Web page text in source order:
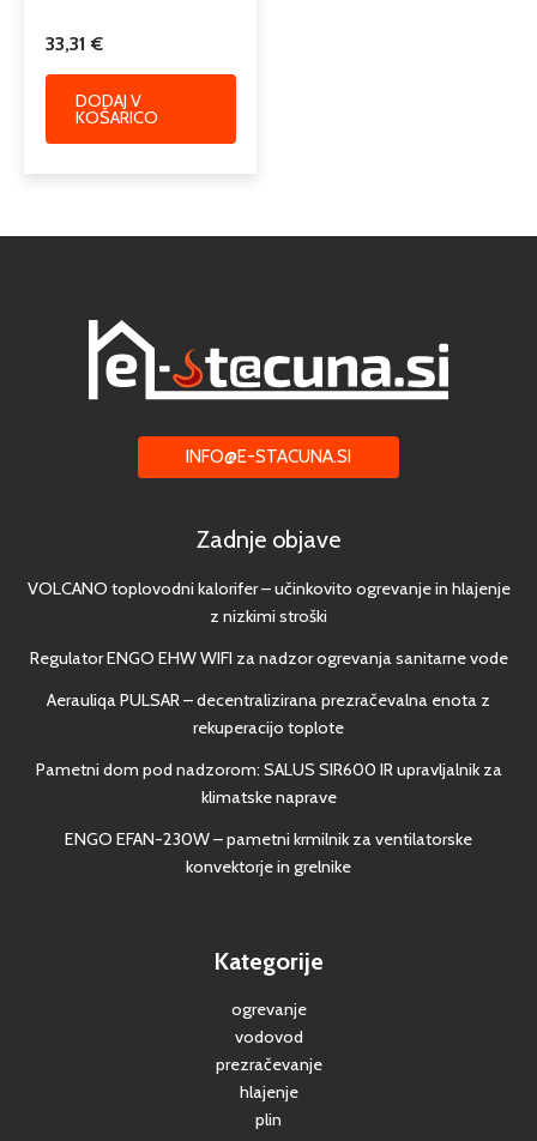
33,31€
DODAJ V
KOŠARICO
INFO@E-STACUNA.SI
Zadnje objave
VOLCANO toplovodni kalorifer – učinkovito ogrevanje in hlajenje
z nizkimi stroški
Regulator ENGO EHW WIFI za nadzor ogrevanja sanitarne vode
Aerauliqa PULSAR – decentralizirana prezračevalna enota z
rekuperacijo toplote
Pametni dom pod nadzorom: SALUS SIR600 IR upravljalnik za
klimatske naprave
ENGO EFAN-230W – pametni krmilnik za ventilatorske
konvektorje in grelnike
Kategorije
ogrevanje
vodovod
prezračevanje
hlajenje
plin